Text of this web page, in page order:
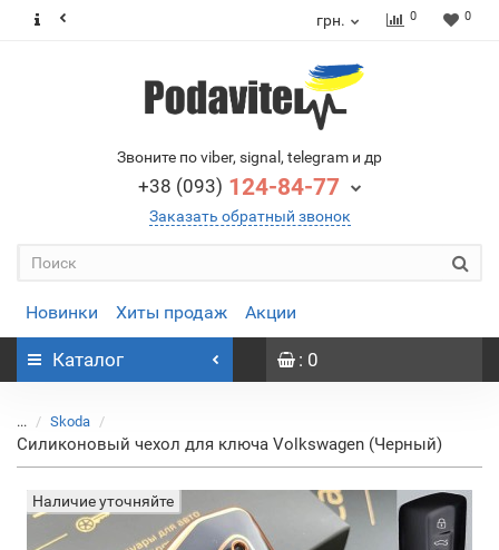
грн. 0 0
Звоните по viber, signal, telegram и др
+38 (093) 124-84-77
Заказать обратный звонок
Новинки Хиты продаж Акции
Каталог : 0
... Skoda
Силиконовый чехол для ключа Volkswagen (Черный)
Наличие уточняйте